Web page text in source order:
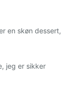
en skøn dessert,
jeg er sikker